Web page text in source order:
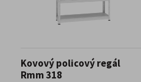
Kovový policový regál
Rmm 318